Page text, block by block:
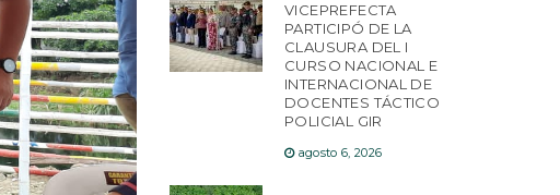
VICEPREFECTA
PARTICIPÓ DE LA
CLAUSURA DEL I
CURSO NACIONAL E
INTERNACIONAL DE
DOCENTES TÁCTICO
POLICIAL GIR
agosto 6, 2026